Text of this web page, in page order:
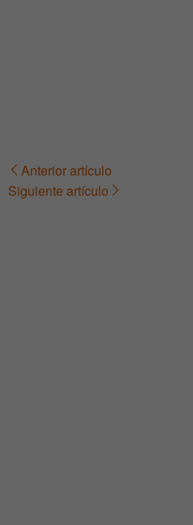
Navegación
Anterior artículo
Siguiente artículo